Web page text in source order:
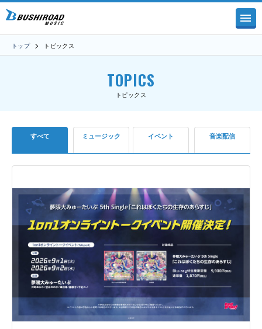
トップ トピックス
TOPICS
トピックス
すべて ミュージック イベント 音楽配信